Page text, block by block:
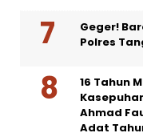
Geger!
Polres
16 Tahun
Ahmad
Adat